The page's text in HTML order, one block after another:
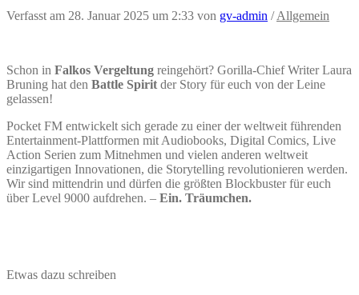
Verfasst am 28. Januar 2025 um 2:33 von gv-admin /Allgemein
Schon in Falkos Vergeltung reingehört? Gorilla-Chief Writer Laura
Bruning hat den Battle Spirit der Story für euch von der Leine
gelassen!
Pocket FM entwickelt sich gerade zu einer der weltweit führenden
Entertainment-Plattformen mit Audiobooks, Digital Comics, Live
Action Serien zum Mitnehmen und vielen anderen weltweit
einzigartigen Innovationen, die Storytelling revolutionieren werden.
Wir sind mittendrin und dürfen die größten Blockbuster für euch
über Level 9000 aufdrehen. – Ein. Träumchen.
Etwas dazu schreiben